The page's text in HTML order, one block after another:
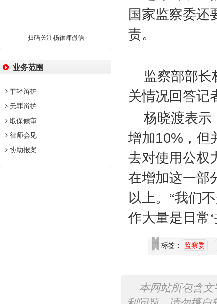
扫码关注杨律师微信
业务范围
罪轻辩护
无罪辩护
取保候审
律师会见
协助报案
国家监察委还
责。
监察部部长
关情况回答记
杨晓渡表示
增加10% ，
去对使用公权
在增加这一部
以上。“我们
作大量是日常
标签： 监察委
本网站所包含